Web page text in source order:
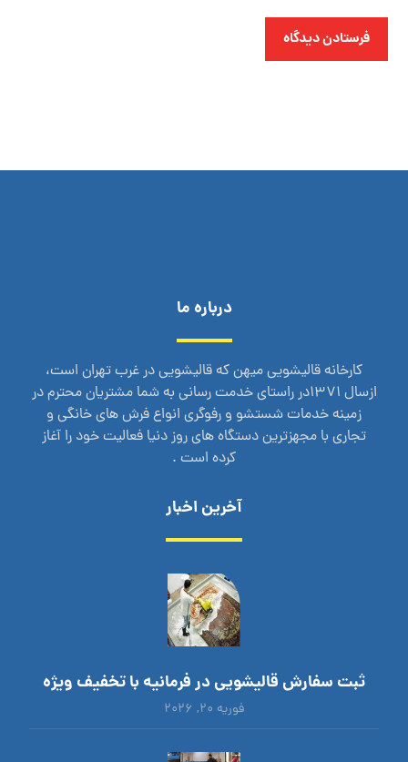
فرستادن دیدگاه
درباره ما
کارخانه قالیشویی میهن که قالیشویی در غرب تهران است،
ازسال 1371در راستای خدمت رسانی به شما مشتریان محترم در
زمینه خدمات شستشو و رفوگری انواع فرش های خانگی و
تجاری با مجهزترین دستگاه های روز دنیا فعالیت خود را آغاز
کرده است .
آخرین اخبار
ثبت سفارش قالیشویی در فرمانیه با تخفیف ویژه
فوریه ۲۰, ۲۰۲۶